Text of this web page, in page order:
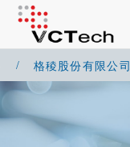
格稜股份有限公司